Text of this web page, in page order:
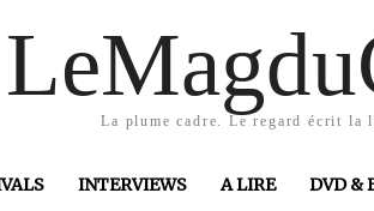
La plume cadre. Le regard écrit la
INTERVIEWS A LIRE DVD &